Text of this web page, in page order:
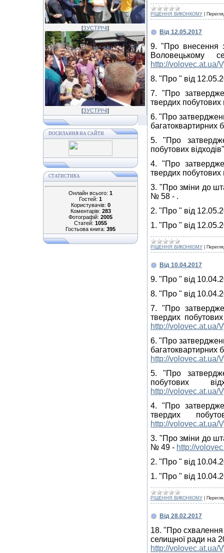
[ЗУСТРІЧІ]
[ЗУСТРІЧІ]
ПОСИЛАННЯ НА САЙТИ
СТАТИСТИКА
Онлайн всього: 1
Гостей: 1
Користувачів: 0
Коментарів: 283
Фотографій: 2005
Статей: 1055
Гостьова книга: 395
РІШЕННЯ ВИКОНКОМУ
Від 12.05.2017
9. "Про внесення
http://volovec.at.ua/
8. "Про " від
7. "Про
твердих
6. "Про
багатоквартирних
5. "Про
побутових
4. "Про
твердих побутових
3. "Про зміни до
№ 58 - .
2. "Про " від
1. "Про " від
РІШЕННЯ ВИКОНКОМУ
Від 10.04.2017
9. "Про " від
8. "Про " від
7. "Про
твердих
http://volovec.at.ua/
6. "Про
багатоквартирних
http://volovec.at.ua/
5. "Про
http://volovec.at.ua/
4. "Про
твердих
http://volovec.at.ua/
3. "Про зміни до
№ 49 - http://
2. "Про " від
1. "Про " від
РІШЕННЯ ВИКОНКОМУ
Від 28.02.2017
18. "Про схвалення
селищної ради на
http://volovec.at.ua/